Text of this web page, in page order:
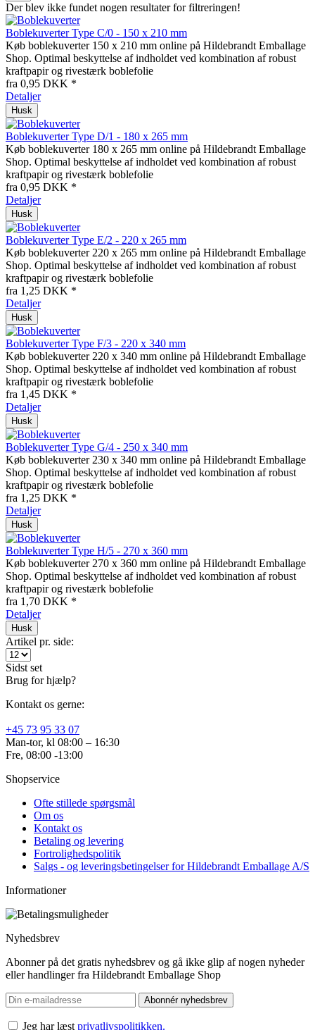
Der blev ikke fundet nogen resultater for filtreringen!
Boblekuverter Type C/0 - 150 x 210 mm
Køb boblekuverter 150 x 210 mm online på Hildebrandt Emballage
Shop. Optimal beskyttelse af indholdet ved kombination af robust
kraftpapir og rivestærk boblefolie
fra 0,95 DKK *
Detaljer
Husk
Boblekuverter Type D/1 - 180 x 265 mm
Køb boblekuverter 180 x 265 mm online på Hildebrandt Emballage
Shop. Optimal beskyttelse af indholdet ved kombination af robust
kraftpapir og rivestærk boblefolie
fra 0,95 DKK *
Detaljer
Husk
Boblekuverter Type E/2 - 220 x 265 mm
Køb boblekuverter 220 x 265 mm online på Hildebrandt Emballage
Shop. Optimal beskyttelse af indholdet ved kombination af robust
kraftpapir og rivestærk boblefolie
fra 1,25 DKK *
Detaljer
Husk
Boblekuverter Type F/3 - 220 x 340 mm
Køb boblekuverter 220 x 340 mm online på Hildebrandt Emballage
Shop. Optimal beskyttelse af indholdet ved kombination af robust
kraftpapir og rivestærk boblefolie
fra 1,45 DKK *
Detaljer
Husk
Boblekuverter Type G/4 - 250 x 340 mm
Køb boblekuverter 230 x 340 mm online på Hildebrandt Emballage
Shop. Optimal beskyttelse af indholdet ved kombination af robust
kraftpapir og rivestærk boblefolie
fra 1,25 DKK *
Detaljer
Husk
Boblekuverter Type H/5 - 270 x 360 mm
Køb boblekuverter 270 x 360 mm online på Hildebrandt Emballage
Shop. Optimal beskyttelse af indholdet ved kombination af robust
kraftpapir og rivestærk boblefolie
fra 1,70 DKK *
Detaljer
Husk
Artikel pr. side:
Sidst set
Brug for hjælp?
Kontakt os gerne:
+45 73 95 33 07
Man-tor, kl 08:00 – 16:30
Fre, 08:00 -13:00
Shopservice
Ofte stillede spørgsmål
Om os
Kontakt os
Betaling og levering
Fortrolighedspolitik
Salgs - og leveringsbetingelser for Hildebrandt Emballage A/S
Informationer
Nyhedsbrev
Abonner på det gratis nyhedsbrev og gå ikke glip af nogen nyheder
eller handlinger fra Hildebrandt Emballage Shop
Abonnér nyhedsbrev
Jeg har læst privatlivspolitikken.